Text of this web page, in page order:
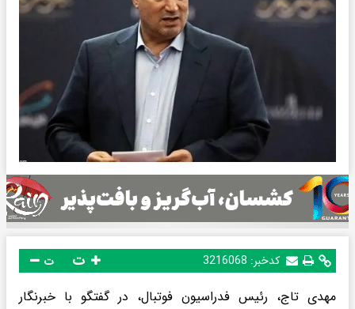
کدخبر: 3216068 ت
مهدی تاج، رئیس فدراسیون فوتبال، در گفتگو با خبرنگار